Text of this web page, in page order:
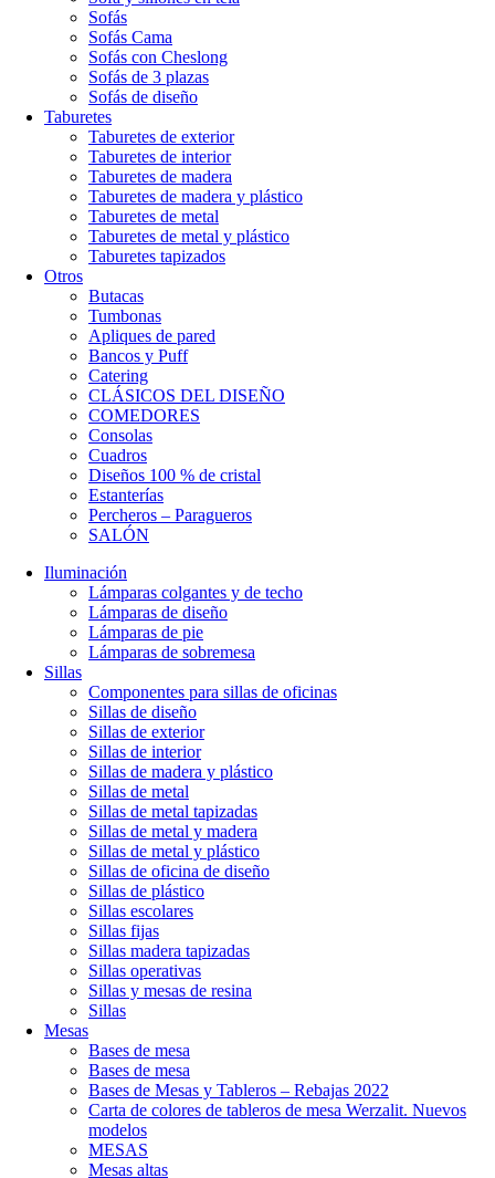
Sofás
Sofás Cama
Sofás con Cheslong
Sofás de 3 plazas
Sofás de diseño
Taburetes
Taburetes de exterior
Taburetes de interior
Taburetes de madera
Taburetes de madera y plástico
Taburetes de metal
Taburetes de metal y plástico
Taburetes tapizados
Otros
Butacas
Tumbonas
Apliques de pared
Bancos y Puff
Catering
CLÁSICOS DEL DISEÑO
COMEDORES
Consolas
Cuadros
Diseños 100 % de cristal
Estanterías
Percheros – Paragueros
SALÓN
Iluminación
Lámparas colgantes y de techo
Lámparas de diseño
Lámparas de pie
Lámparas de sobremesa
Sillas
Componentes para sillas de oficinas
Sillas de diseño
Sillas de exterior
Sillas de interior
Sillas de madera y plástico
Sillas de metal
Sillas de metal tapizadas
Sillas de metal y madera
Sillas de metal y plástico
Sillas de oficina de diseño
Sillas de plástico
Sillas escolares
Sillas fijas
Sillas madera tapizadas
Sillas operativas
Sillas y mesas de resina
Sillas
Mesas
Bases de mesa
Bases de mesa
Bases de Mesas y Tableros – Rebajas 2022
Carta de colores de tableros de mesa Werzalit. Nuevos
modelos
MESAS
Mesas altas